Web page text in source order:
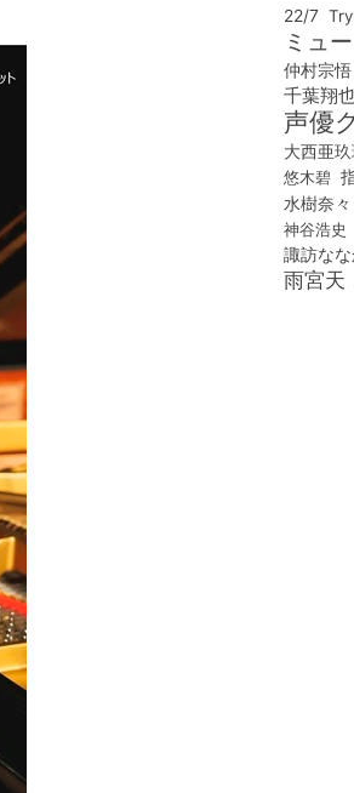
22/7
ミュ
仲村宗悟
千葉翔
声優
大西亜
悠木碧
水樹奈々
神谷浩史
諏訪な
雨宮天